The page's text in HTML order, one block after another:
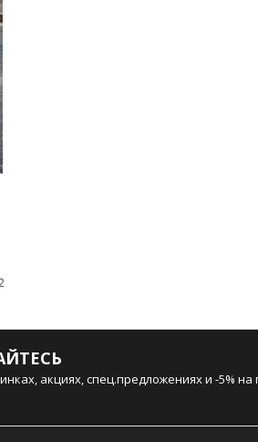
акциях, спец.предложениях и -5%